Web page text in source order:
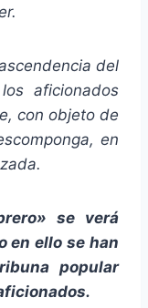
del
aficionados
con objeto de
en
se verá
en ello se han
popular